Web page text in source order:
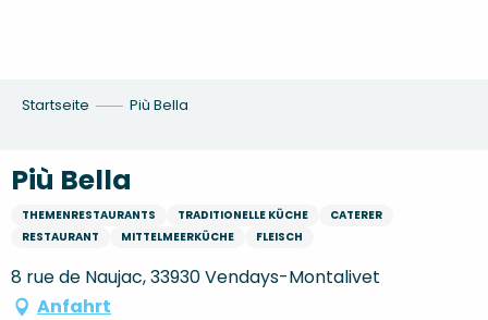
Startseite Più Bella
Più Bella
THEMENRESTAURANTS TRADITIONELLE KÜCHE
CATERER
RESTAURANT
MITTELMEERKÜCHE FLEISCH
8 rue de Naujac, 33930 Vendays-Montalivet
Anfahrt